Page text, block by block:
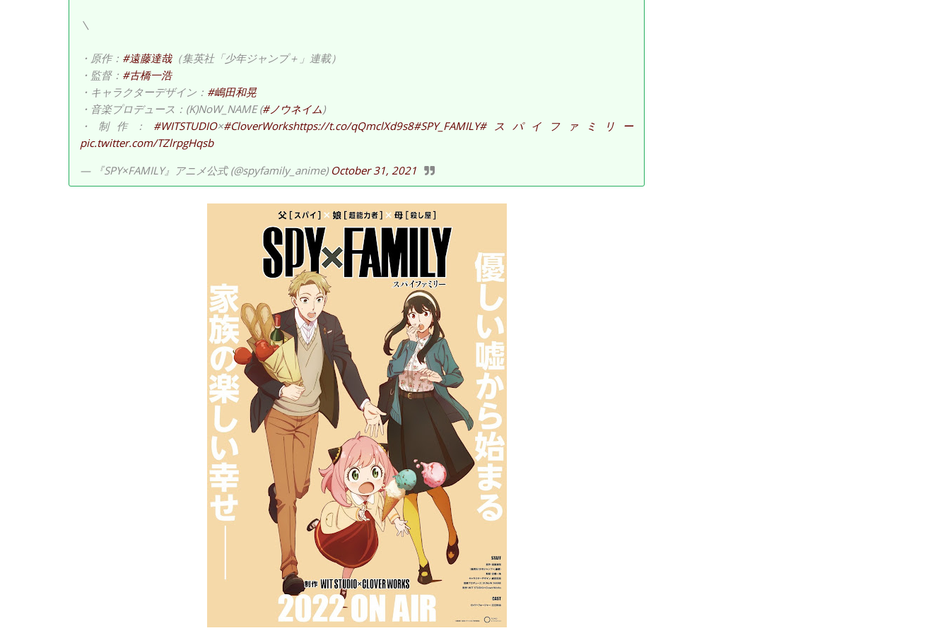
＼
・原作： #遠藤達哉（集英社「少年ジャンプ＋」連載）
・監督： #古橋一浩
・キャラクターデザイン： #嶋田和晃
・音楽プロデュース：(K)NoW_NAME (#ノウネイム)
・制作： #WITSTUDIO×#CloverWorkshttps://t.co/qQmclXd9s8#SPY_FAMILY#スパイファミリー
pic.twitter.com/TZlrpgHqsb
— 『SPY×FAMILY』アニメ公式 (@spyfamily_anime) October 31, 2021